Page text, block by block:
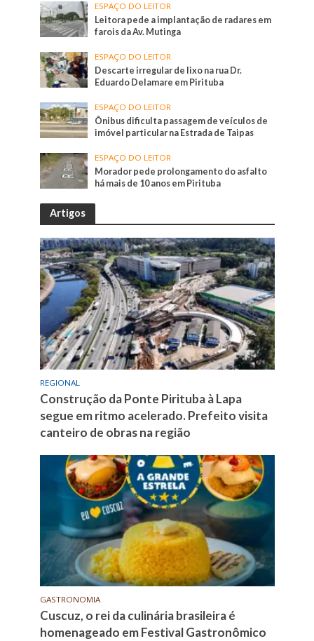
ESPAÇO DO LEITOR
Leitora pede a implantação de radares em
farois da Av. Mutinga
ESPAÇO DO LEITOR
Descarte irregular de lixo na rua Dr.
Eduardo Delamare em Pirituba
ESPAÇO DO LEITOR
Ônibus dificulta passagem de veículos de
imóvel particular na Estrada de Taipas
ESPAÇO DO LEITOR
Morador pede prolongamento do asfalto
há mais de 10 anos em Pirituba
Artigos
REGIONAL
Construção da Ponte Pirituba à Lapa
segue em ritmo acelerado. Prefeito visita
canteiro de obras na região
GASTRONOMIA
Cuscuz, o rei da culinária brasileira é
homenageado em Festival Gastronômico